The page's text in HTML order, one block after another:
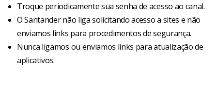
Troque periodicamente sua senha de acesso ao canal.
O Santander não liga solicitando acesso a sites e não
enviamos links para procedimentos de segurança.
Nunca ligamos ou enviamos links para atualização de
aplicativos.